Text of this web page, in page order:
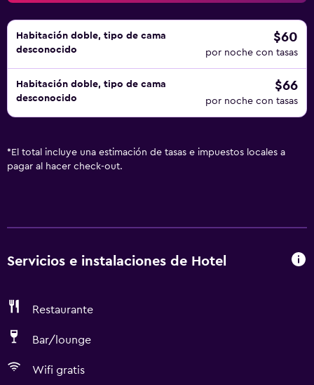
Habitación doble, tipo de cama
desconocido
$60
por noche con tasas
Habitación doble, tipo de cama
desconocido
$66
por noche con tasas
* El total incluye una estimación de tasas e impuestos locales a
pagar al hacer check-out.
Servicios e instalaciones de Hotel
Restaurante
Bar/lounge
Wifi gratis